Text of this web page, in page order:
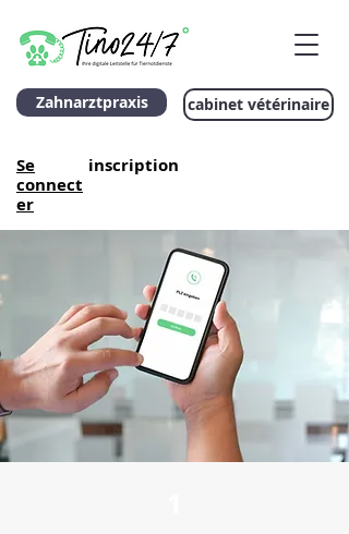
Zahnarztpraxis cabinet vétérinaire
Se
connect
er
inscription